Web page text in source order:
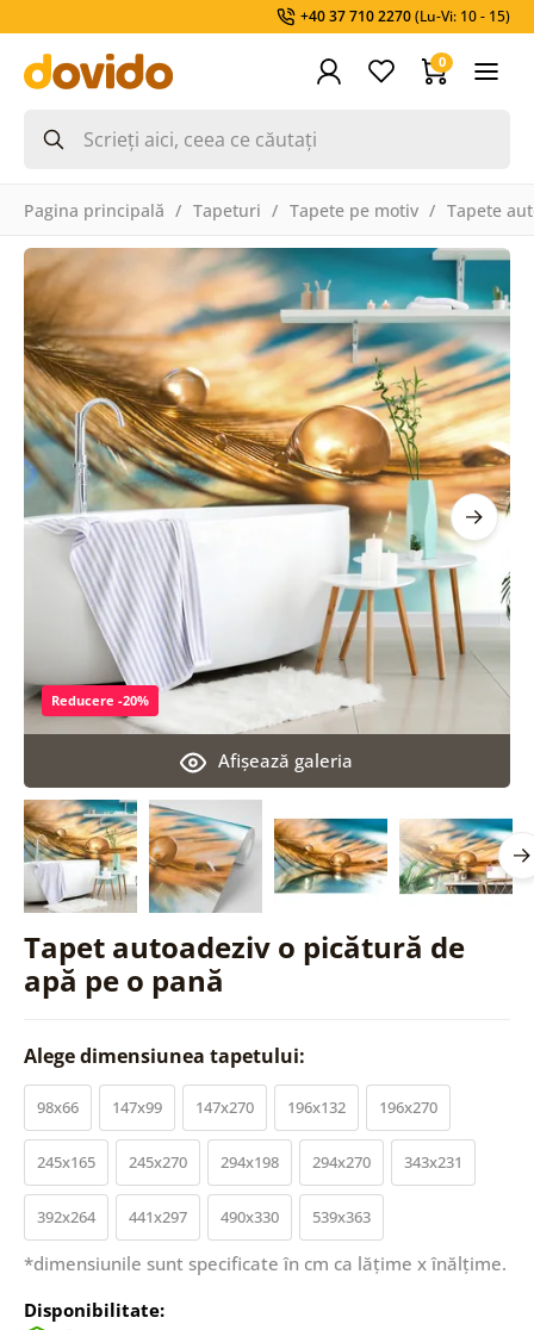
+40 37 710 2270(Lu-Vi: 10 - 15)
0
Pagina principală Tapeturi Tapete pe motiv Tapete
Tapet autoadeziv o picătură de
apă pe o pană
Afişează galeria
Reducere -20%
Alege dimensiunea tapetului:
98x66 147x99 147x270 196x132 196x270
245x165 245x270 294x198 294x270 343x231
392x264 441x297 490x330 539x363
*dimensiunile sunt specificate în cm ca lățime x înălțime.
Disponibilitate: